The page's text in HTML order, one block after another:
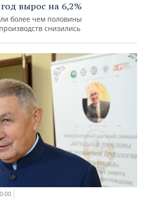
вырос на 6,2%
более чем половины
снизились